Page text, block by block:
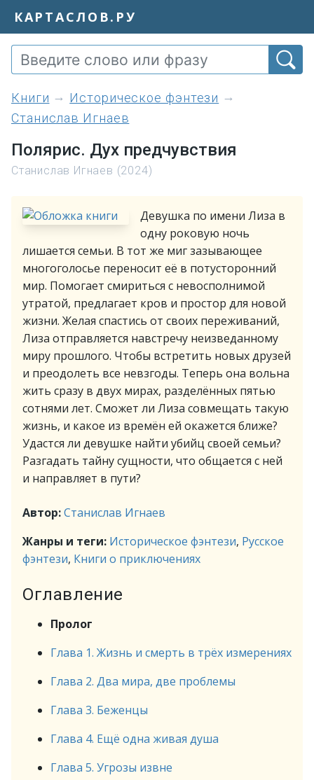
КАРТАСЛОВ.РУ
книги
Историческое фэнтези
Станислав Игнаев
Полярис. Дух предчувствия
Станислав Игнаев (2024)
Девушка по имени Лиза в
одну роковую ночь
лишается семьи. В тот же миг зазывающее
многоголосье переносит её в потусторонний
мир. Помогает смириться с невосполнимой
утратой, предлагает кров и простор для новой
жизни. Желая спастись от своих переживаний,
Лиза отправляется навстречу неизведанному
миру прошлого. Чтобы встретить новых друзей
и преодолеть все невзгоды. Теперь она вольна
жить сразу в двух мирах, разделённых пятью
сотнями лет. Сможет ли Лиза совмещать такую
жизнь, и какое из времён ей окажется ближе?
Удастся ли девушке найти убийц своей семьи?
Разгадать тайну сущности, что общается с ней
и направляет в пути?
Автор:Станислав Игнаев
Жанры и теги: Историческое фэнтези, Русское
фэнтези, Книги о приключениях
Оглавление
Пролог
Глава 1. Жизнь и смерть в трёх измерениях
Глава 2. Два мира, две проблемы
Глава 3. Беженцы
Глава 4. Ещё одна живая душа
Глава 5. Угрозы извне